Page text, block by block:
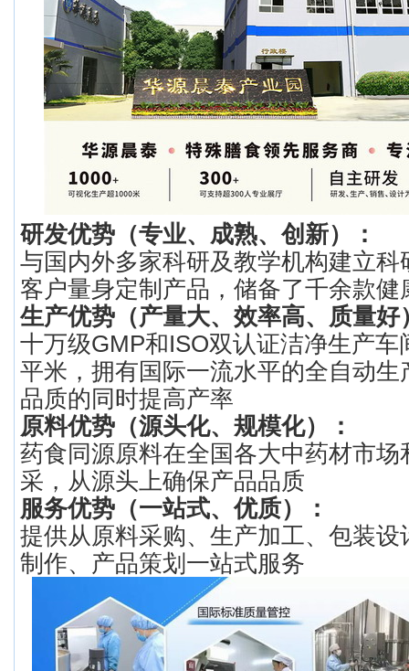
研发优势（专业、成熟、创新）：
与国内外多家科研及教学机构建立科
客户量身定制产品，储备了千余款健
生产优势（产量大、效率高、质量好
十万级GMP和ISO双认证洁净生产车
平米，拥有国际一流水平的全自动生
品质的同时提高产率
原料优势（源头化、规模化）：
药食同源原料在全国各大中药材市场
采，从源头上确保产品品质
服务优势（一站式、优质）：
提供从原料采购、生产加工、包装设
制作、产品策划一站式服务